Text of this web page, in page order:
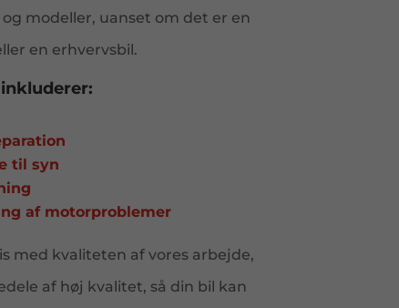
modeller, uanset om det er en
en erhvervsbil.
til syn
af motorproblemer
med kvaliteten af vores arbejde,
af høj kvalitet, så din bil kan